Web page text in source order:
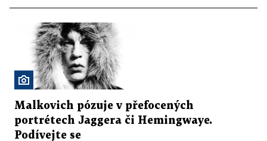
Malkovich pózuje v přefocených
portrétech Jaggera či Hemingwaye.
Podívejte se